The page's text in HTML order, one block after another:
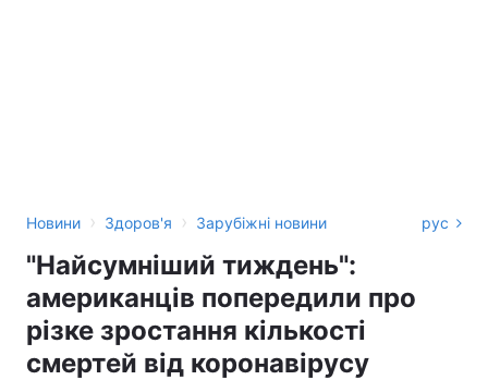
Новини › Здоров'я › Зарубіжні новини рус
"Найсумніший тиждень":
американців попередили про
різке зростання кількості
смертей від коронавірусу